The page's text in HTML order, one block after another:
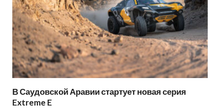
В Саудовской Аравии стартует новая серия
Extreme E